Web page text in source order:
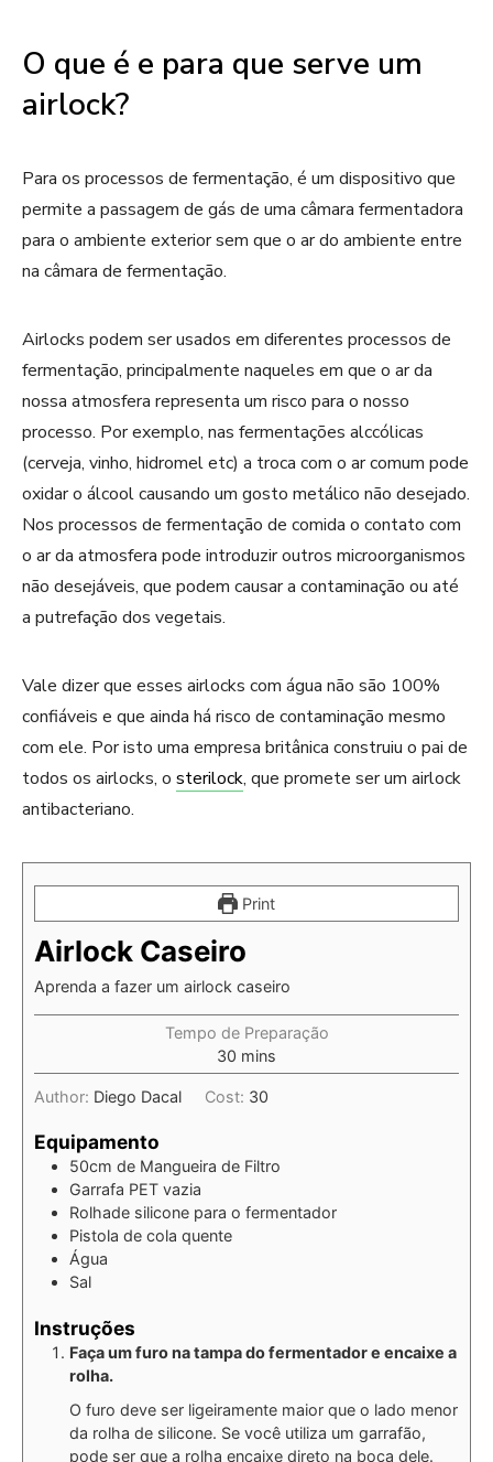
O que é e para que serve um
airlock?
Para os processos de fermentação, é um dispositivo que
permite a passagem de gás de uma câmara fermentadora
para o ambiente exterior sem que o ar do ambiente entre
na câmara de fermentação.
Airlocks podem ser usados em diferentes processos de
fermentação, principalmente naqueles em que o ar da
nossa atmosfera representa um risco para o nosso
processo. Por exemplo, nas fermentações alccólicas
(cerveja, vinho, hidromel etc) a troca com o ar comum pode
oxidar o álcool causando um gosto metálico não desejado.
Nos processos de fermentação de comida o contato com
o ar da atmosfera pode introduzir outros microorganismos
não desejáveis, que podem causar a contaminação ou até
a putrefação dos vegetais.
Vale dizer que esses airlocks com água não são 100%
confiáveis e que ainda há risco de contaminação mesmo
com ele. Por isto uma empresa britânica construiu o pai de
todos os airlocks, o sterilock, que promete ser um airlock
antibacteriano.
Print
Airlock Caseiro
Aprenda a fazer um airlock caseiro
Tempo de Preparação
30 mins
Author: Diego Dacal Cost: 30
Equipamento
50cm de Mangueira de Filtro
Garrafa PET vazia
Rolhade silicone para o fermentador
Pistola de cola quente
Água
Sal
Instruções
Faça um furo na tampa do fermentador e encaixe a
rolha.
O furo deve ser ligeiramente maior que o lado menor
da rolha de silicone. Se você utiliza um garrafão,
pode ser que a rolha encaixe direto na boca dele.